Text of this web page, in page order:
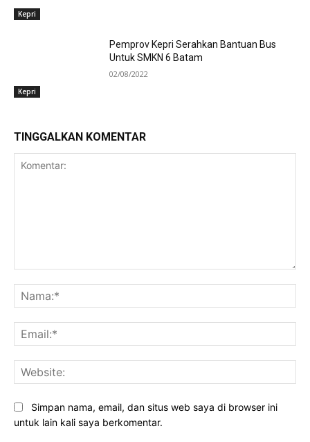
Kepri
Kepri
Pemprov Kepri Serahkan Bantuan Bus
Untuk SMKN 6 Batam
02/08/2022
TINGGALKAN KOMENTAR
Simpan nama, email, dan situs web saya di browser ini
untuk lain kali saya berkomentar.